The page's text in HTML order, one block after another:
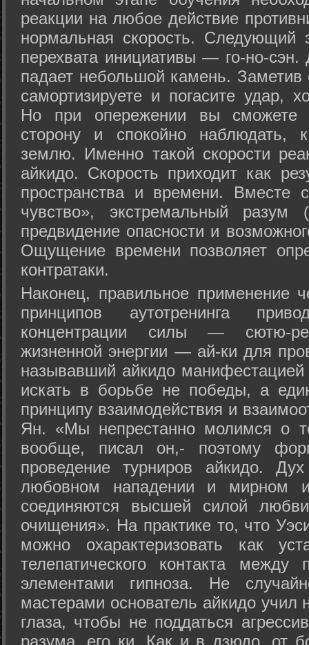
реакции на любое действие
нормальная скорость.
перехвата инициативы — го-но-
падает небольшой камень.
самортизируете и погасите удар,
Но при опережении вы сможете
сторону и спокойно наблюдать,
землю. Именно такой скорости
айкидо. Скорость приходит как
пространства и времени. Вместе
чувство», экстремальный разум
предвидение опасности и
Ощущение времени позволяет
контратаки.
Наконец, правильное применение
принципов аутотренинга
концентрации силы — сютю-
жизненной энергии — ай-ки для
называвший айкидо
искать в борьбе не победы, а
принципу взаимодействия и
Ян. «Мы непрестанно молимся о
вообще, писал он,- поэтому
проведение турниров айкидо.
любовном нападении и мирном
соединяются высшей силой
очищения». На практике то, что
можно охарактеризовать как
телепатического контакта между
элементами гипноза. Не
мастерами основатель айкидо учил
глаза, чтобы не поддаться
разума, его ки. Как и в дзюдо, от